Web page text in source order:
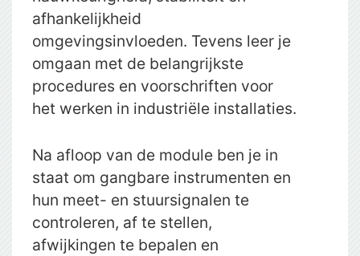
afhankelijkheid
omgevingsinvloeden. Tevens leer je
omgaan met de belangrijkste
procedures en voorschriften voor
het werken in industriële installaties.
Na afloop van de module ben je in
staat om gangbare instrumenten en
hun meet- en stuursignalen te
controleren, af te stellen,
afwijkingen te bepalen en